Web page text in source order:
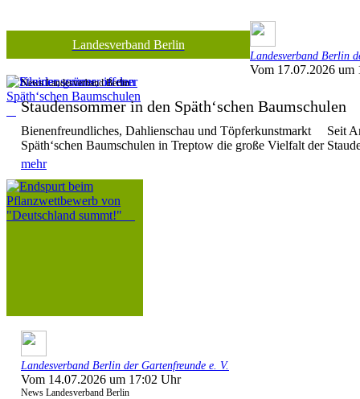
Landesverband Berlin
Landesverband Berlin
Vom 17.07.2026 um
News Landesverband Berlin
Staudensommer in den Späth‘schen
Bienenfreundliches, Dahlienschau und Töpferkunstmarkt Seit
Späth‘schen Baumschulen in Treptow die große Vielfalt der
mehr
Landesverband Berlin der Gartenfreunde e. V.
Vom 14.07.2026 um 17:02 Uhr
News Landesverband Berlin